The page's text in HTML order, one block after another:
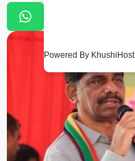
Powered By KhushiHost